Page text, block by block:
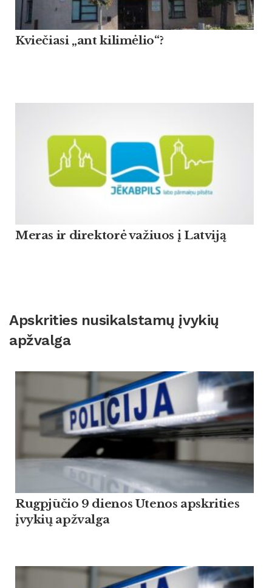
Kviečiasi „ant kilimėlio“?
Meras ir direktorė važiuos į Latviją
Apskrities nusikalstamų įvykių
apžvalga
Rugpjūčio 9 dienos Utenos apskrities
įvykių apžvalga